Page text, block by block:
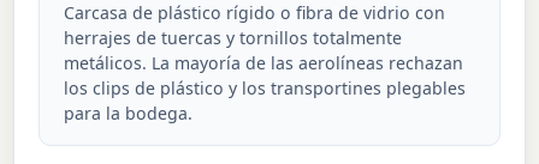
Carcasa de plástico rígido o fibra de vidrio con
herrajes de tuercas y tornillos totalmente
metálicos. La mayoría de las aerolíneas rechazan
los clips de plástico y los transportines plegables
para la bodega.